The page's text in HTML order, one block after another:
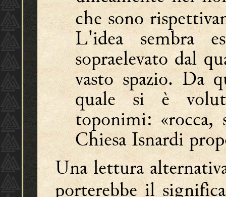
che sono
L'idea sembra
sopraelevato dal
vasto spazio. Da
quale si è
toponimi: «rocca,
Chiesa Isnardi
Una lettura
porterebbe il